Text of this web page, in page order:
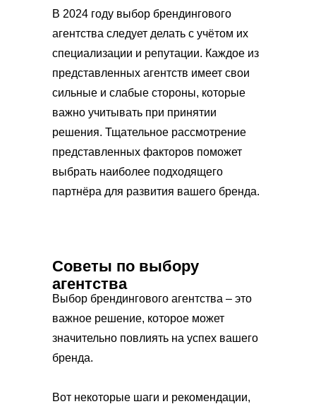
В 2024 году выбор брендингового
агентства следует делать с учётом их
специализации и репутации. Каждое из
представленных агентств имеет свои
сильные и слабые стороны, которые
важно учитывать при принятии
решения. Тщательное рассмотрение
представленных факторов поможет
выбрать наиболее подходящего
партнёра для развития вашего бренда.
Советы по выбору
агентства
Выбор брендингового агентства – это
важное решение, которое может
значительно повлиять на успех вашего
бренда.
Вот некоторые шаги и рекомендации,